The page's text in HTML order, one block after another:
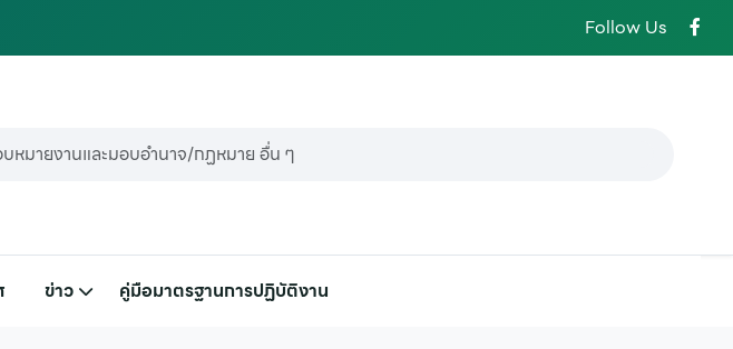
Follow Us
ข่าว คู่มือมาตรฐานการปฏิบัติงาน